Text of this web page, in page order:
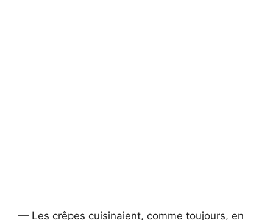
— Les crêpes cuisinaient, comme toujours, en